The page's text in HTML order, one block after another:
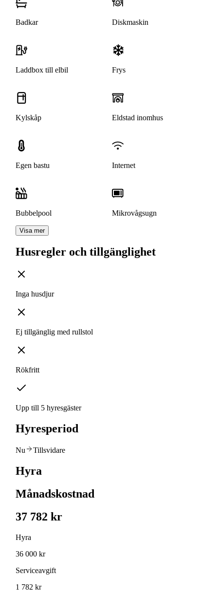
Badkar Diskmaskin
Laddbox till elbil Frys
Kylskåp Eldstad inomhus
Egen bastu Internet
Bubbelpool Mikrovågsugn
Visa mer
Husregler och tillgänglighet
Inga husdjur
Ej tillgänglig med rullstol
Rökfritt
Upp till 5 hyresgäster
Hyresperiod
Nu Tillsvidare
Hyra
Månadskostnad
37 782 kr
Hyra
36 000 kr
Serviceavgift
1 782 kr